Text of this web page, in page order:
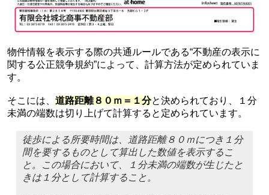
物件情報を表示する際の共通ルールである“不動産の表示に
関する公正競争規約”によって、計算方法が定められていま
す。
そこには、 道路距離８０ｍ＝１分と決められており、１分
未満の端数は切り上げて計算すると定められています。
徒歩による所要時間は、道路距離８０ｍにつき１分
間を要するものとして算出した数値を表示するこ
と。この場合において、１分未満の端数が生じたと
きは１分として計算すること。